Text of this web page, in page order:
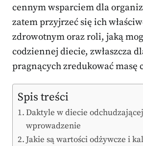
cennym wsparciem dla
zatem przyjrzeć się ich
zdrowotnym oraz roli, jaką
codziennej diecie, zwłaszcza
pragnących zredukować masę
Spis treści
Daktyle w diecie
wprowadzenie
Jakie są wartości odżywcze i